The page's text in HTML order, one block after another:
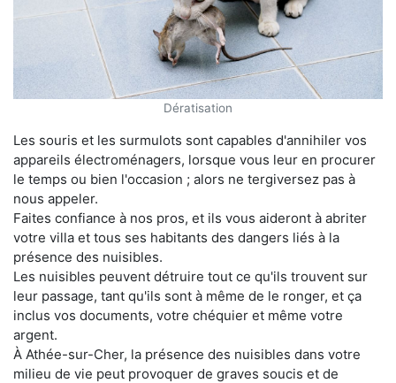
Dératisation
Les souris et les surmulots sont capables d'annihiler vos
appareils électroménagers, lorsque vous leur en procurer
le temps ou bien l'occasion ; alors ne tergiversez pas à
nous appeler.
Faites confiance à nos pros, et ils vous aideront à abriter
votre villa et tous ses habitants des dangers liés à la
présence des nuisibles.
Les nuisibles peuvent détruire tout ce qu'ils trouvent sur
leur passage, tant qu'ils sont à même de le ronger, et ça
inclus vos documents, votre chéquier et même votre
argent.
À Athée-sur-Cher, la présence des nuisibles dans votre
milieu de vie peut provoquer de graves soucis et de